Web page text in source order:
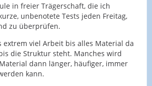
in freier Trägerschaft, die ich
unbenotete Tests jeden Freitag,
zu überprüfen.
extrem viel Arbeit bis alles Material da
die Struktur steht. Manches wird
dann länger, häufiger, immer
kann.